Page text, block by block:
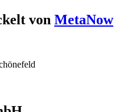
von MetaNow